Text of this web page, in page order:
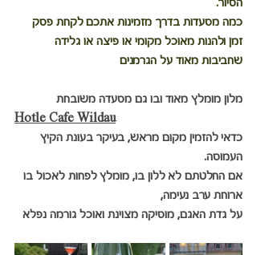
כמה מסעדות בדרך מזמינות אתכם לקחת פסק
זמן ולהנות מאוכל מקומי או פיצה או גלידה
שחביבות מאוד על הגרמנים
מלון מומלץ מאוד ובו גם מסעדה משובחת
Hotle Cafe Wildau
כדאי להזמין מקום מראש, בעיקר בעונת הקיץ
העמוסה.
אם החלטתם לא ללון בו, מומלץ לפחות לאכול בו
ארוחת ערב נעימה,
על גדת האגם, מוסיקה מצוינת ואוכל גורמה נפלא